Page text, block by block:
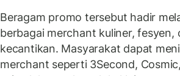
Beragam promo tersebut hadir
berbagai merchant kuliner,
kecantikan. Masyarakat dapat
merchant seperti 3Second,